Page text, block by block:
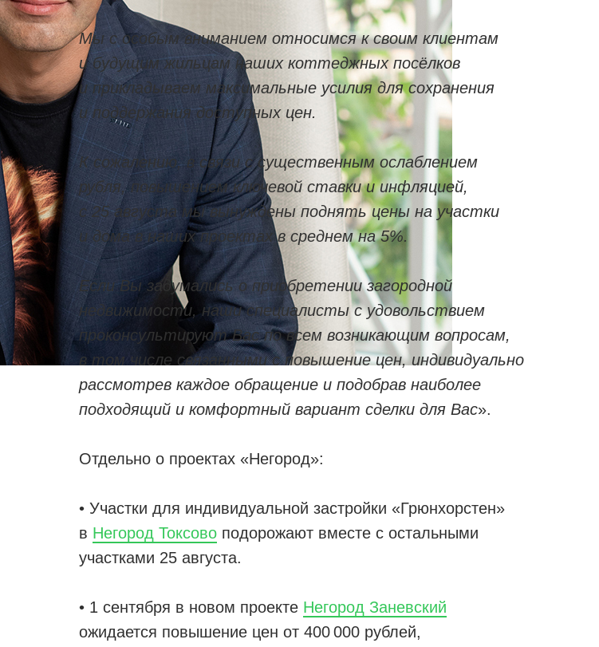
Мы с особым вниманием относимся к своим клиентам
и будущим жильцам наших коттеджных посёлков
и прикладываем максимальные усилия для сохранения
и поддержания доступных цен.
К сожалению, в связи с существенным ослаблением
рубля, повышением ключевой ставки и инфляцией,
с 25 августа мы вынуждены поднять цены на участки
и дома в наших проектах в среднем на 5%.
Если Вы задумались о приобретении загородной
недвижимости, наши специалисты с удовольствием
проконсультируют Вас по всем возникающим вопросам,
в том числе связанными с повышение цен, индивидуально
рассмотрев каждое обращение и подобрав наиболее
подходящий и комфортный вариант сделки для Вас​».
Отдельно о проектах «Негород»:
•‎ Участки для индивидуальной застройки «Грюнхорстен»
в Негород Токсово подорожают вместе с остальными
участками 25 августа.
• 1 сентября ‎в новом проекте Негород Заневский
ожидается повышение цен от 400 000 рублей,